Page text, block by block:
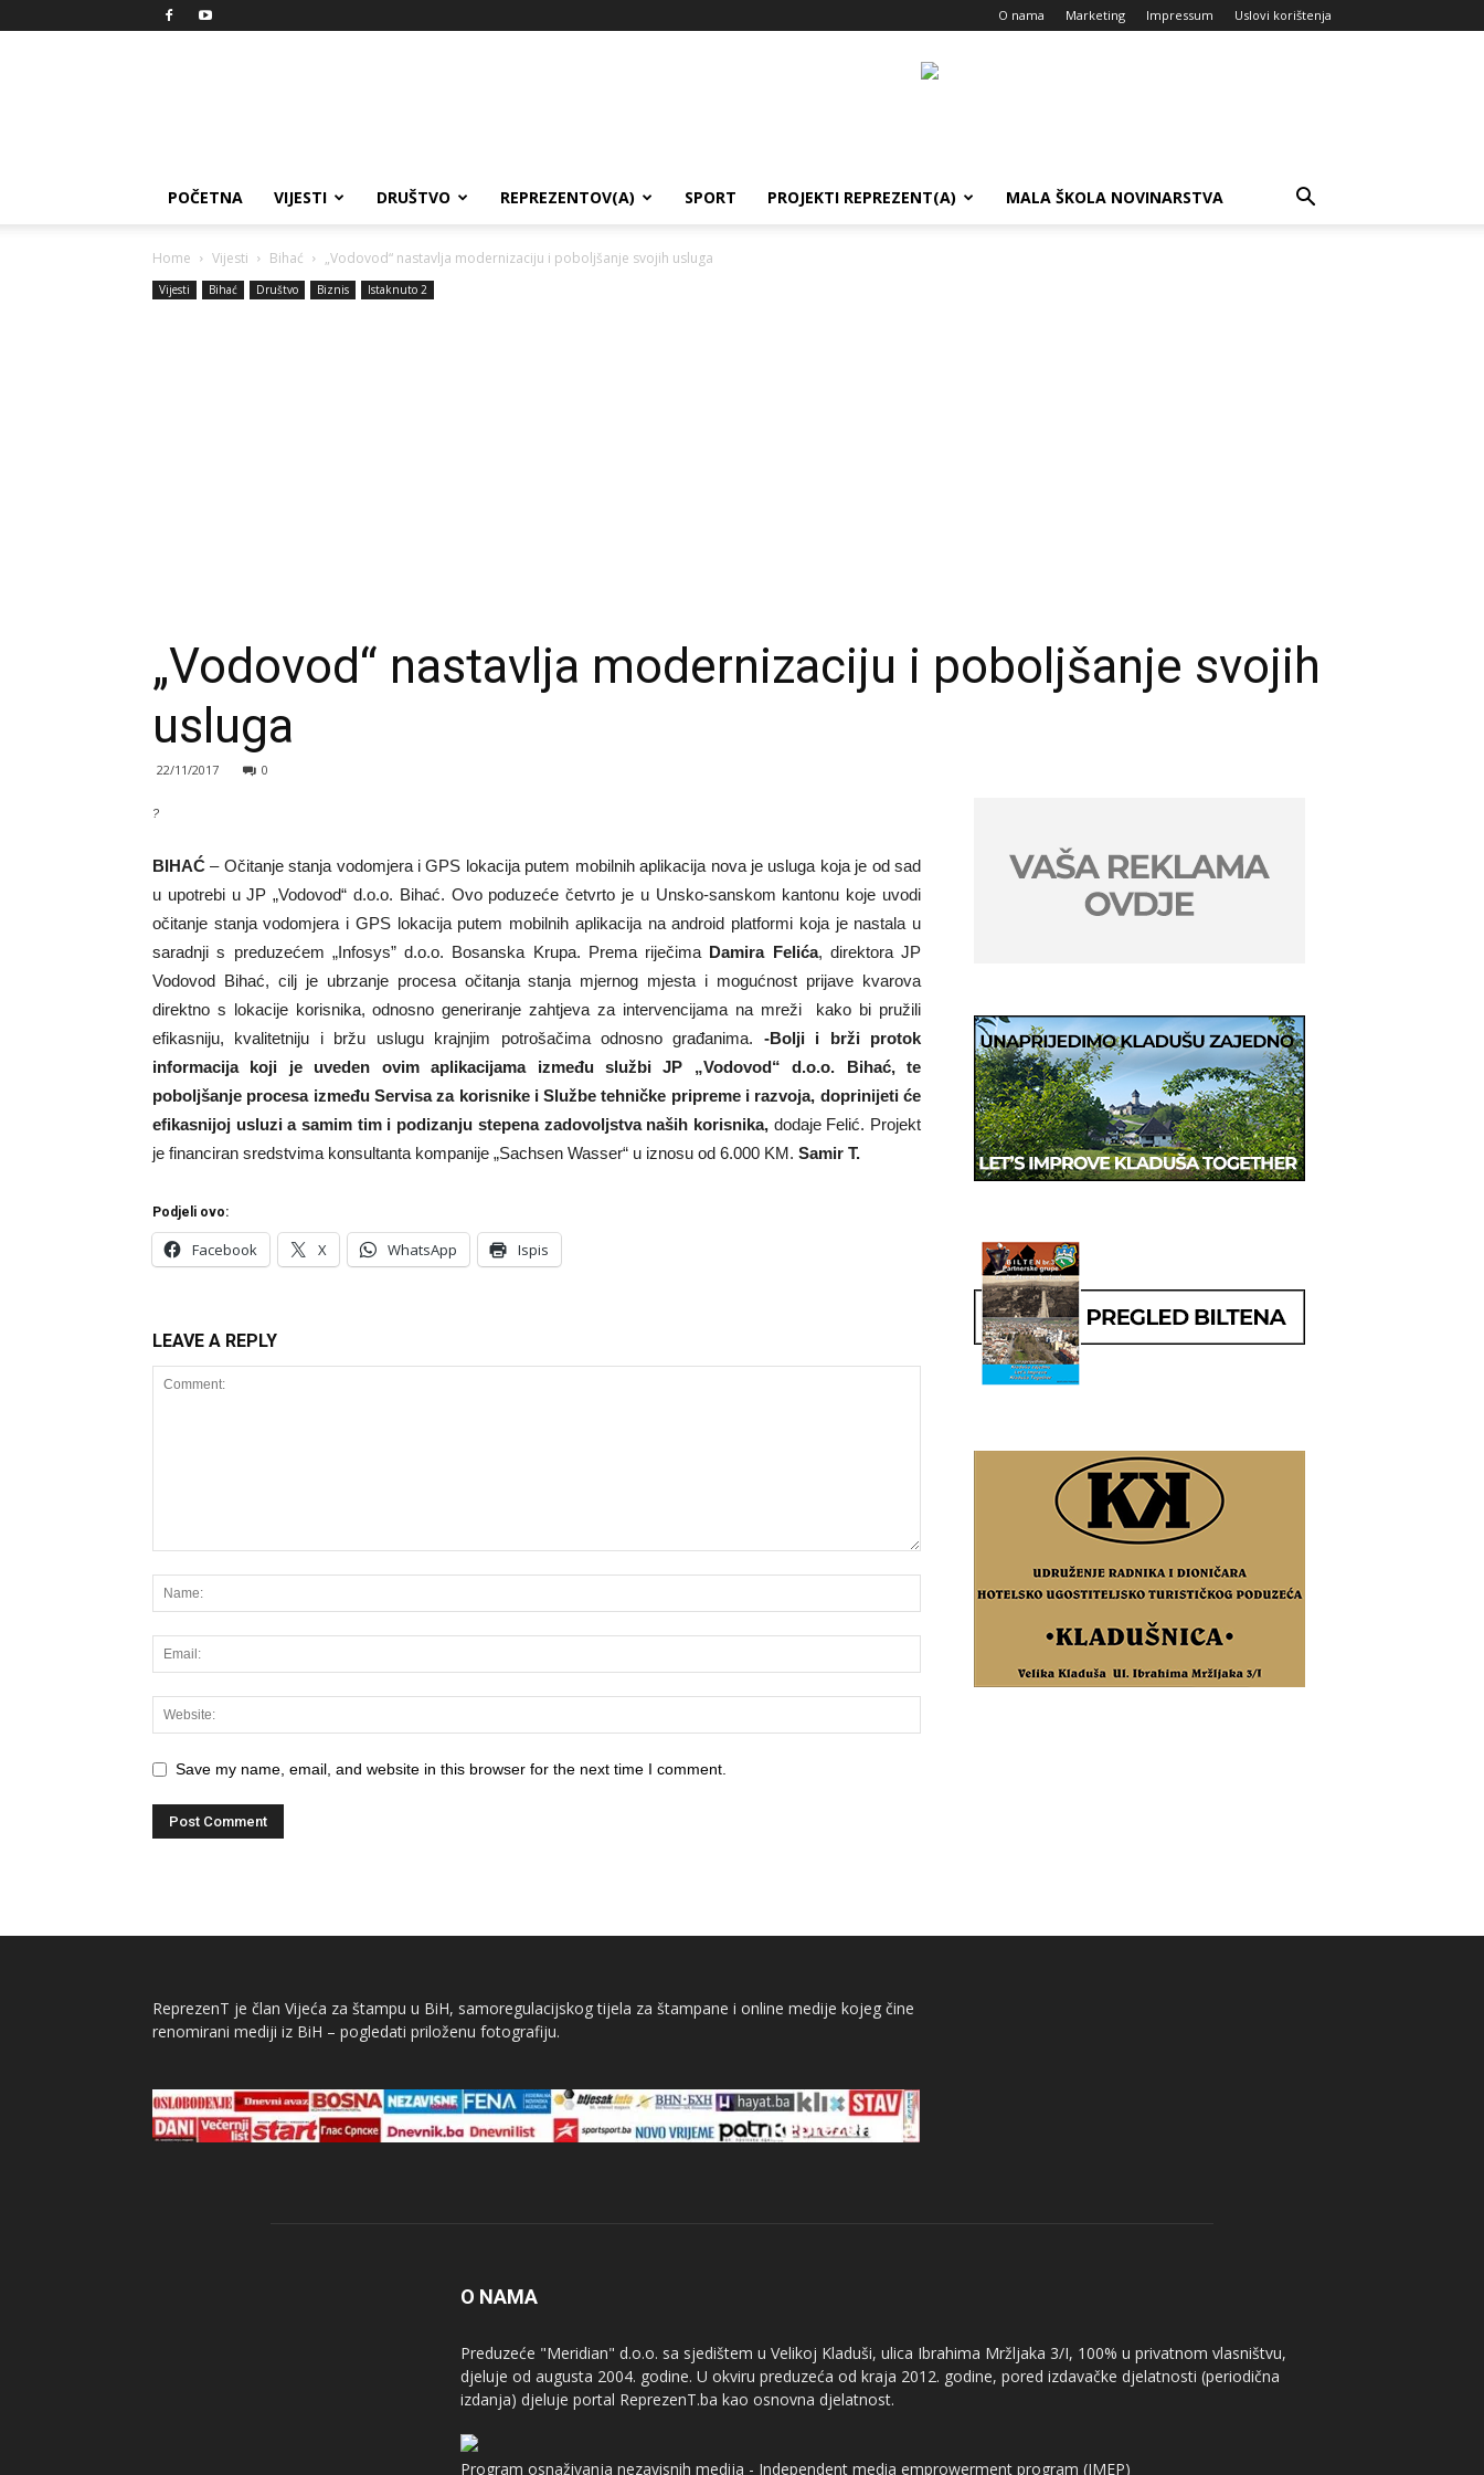
O nama Marketing Impressum Uslovi korištenja
POČETNA VIJESTI DRUŠTVO REPREZENTOV(A) SPORT PROJEKTI REPREZENT(A) MALA ŠKOLA NOVINARSTVA
Home Vijesti Bihać „Vodovod“ nastavlja modernizaciju i poboljšanje svojih usluga
Vijesti Bihać Društvo Biznis Istaknuto 2
„Vodovod“ nastavlja modernizaciju i poboljšanje svojih
usluga
22/11/2017 0
?
BIHAĆ – Očitanje stanja vodomjera i GPS lokacija putem mobilnih aplikacija nova je usluga koja je od sad
u upotrebi u JP „Vodovod“ d.o.o. Bihać. Ovo poduzeće četvrto je u Unsko-sanskom kantonu koje uvodi
očitanje stanja vodomjera i GPS lokacija putem mobilnih aplikacija na android platformi koja je nastala u
saradnji s preduzećem „Infosys” d.o.o. Bosanska Krupa. Prema riječima Damira Felića, direktora JP
Vodovod Bihać, cilj je ubrzanje procesa očitanja stanja mjernog mjesta i mogućnost prijave kvarova
direktno s lokacije korisnika, odnosno generiranje zahtjeva za intervencijama na mreži kako bi pružili
efikasniju, kvalitetniju i bržu uslugu krajnjim potrošačima odnosno građanima. -Bolji i brži protok
informacija koji je uveden ovim aplikacijama između službi JP „Vodovod“ d.o.o. Bihać, te
poboljšanje procesa između Servisa za korisnike i Službe tehničke pripreme i razvoja, doprinijeti će
efikasnijoj usluzi a samim tim i podizanju stepena zadovoljstva naših korisnika,dodaje Felić. Projekt
je financiran sredstvima konsultanta kompanije „Sachsen Wasser“ u iznosu od 6.000 KM. Samir T.
Podjeli ovo:
Facebook X WhatsApp Ispis
LEAVE A REPLY
Save my name, email, and website in this browser for the next time I comment.
ReprezenT je član Vijeća za štampu u BiH, samoregulacijskog tijela za štampane i online medije kojeg čine
renomirani mediji iz BiH – pogledati priloženu fotografiju.
O NAMA
Preduzeće "Meridian" d.o.o. sa sjedištem u Velikoj Kladuši, ulica Ibrahima Mržljaka 3/I, 100% u privatnom vlasništvu,
djeluje od augusta 2004. godine. U okviru preduzeća od kraja 2012. godine, pored izdavačke djelatnosti (periodična
izdanja) djeluje portal ReprezenT.ba kao osnovna djelatnost.
Program osnaživanja nezavisnih medija - Independent media emprowerment program (IMEP)